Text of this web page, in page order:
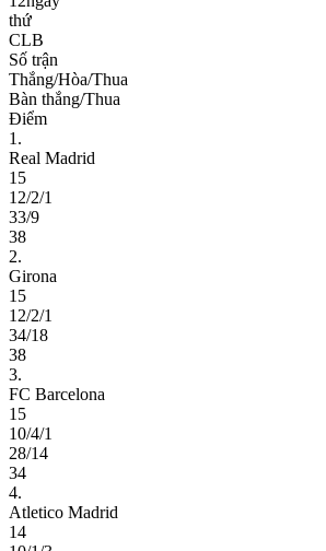
thứ
CLB
Số trận
Thắng/Hòa/Thua
Bàn thắng/Thua
Điểm
1.
Real Madrid
15
12/2/1
33/9
38
2.
Girona
15
12/2/1
34/18
38
3.
FC Barcelona
15
10/4/1
28/14
34
4.
Atletico Madrid
14